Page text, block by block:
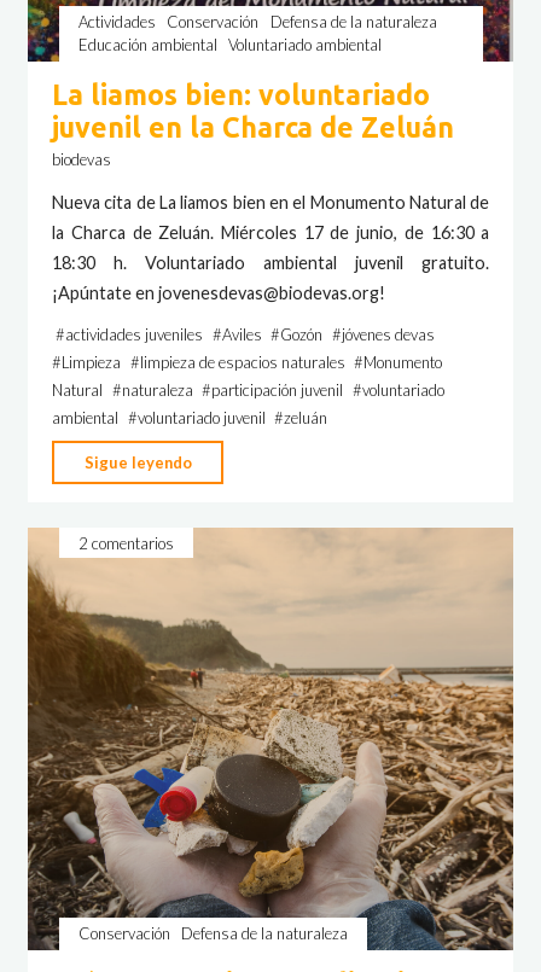
Actividades Conservación
Defensa de la naturaleza
Educación ambiental
Voluntariado ambiental
La liamos bien: voluntariado
juvenil en la Charca de Zeluán
biodevas
Nueva cita de La liamos bien en el Monumento Natural de
la Charca de Zeluán. Miércoles 17 de junio, de 16:30 a
18:30 h. Voluntariado ambiental juvenil gratuito.
¡Apúntate en jovenesdevas@biodevas.org!
#actividades juveniles #Aviles #Gozón #jóvenes devas
#Limpieza #limpieza de espacios naturales #Monumento
Natural #naturaleza #participación juvenil #voluntariado
ambiental #voluntariado juvenil #zeluán
Sigue leyendo
liamos
Charca
de
Zeluán"
Conservación Defensa de la naturaleza
2 comentarios